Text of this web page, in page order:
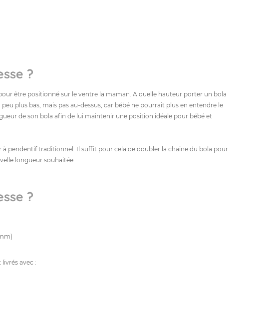
?
être positionné sur le ventre la maman. A quelle hauteur porter un bola
plus bas, mais pas au-dessus, car bébé ne pourrait plus en entendre le
de son bola afin de lui maintenir une position idéale pour bébé et
pendentif traditionnel. Il suffit pour cela de doubler la chaine du bola pour
longueur souhaitée.
?
avec :